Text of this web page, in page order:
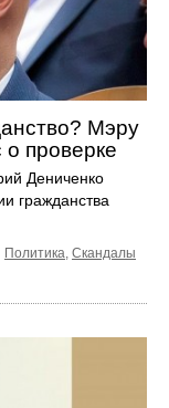
Мэру
проверке
Дениченко
гражданства
Политика, Скандалы